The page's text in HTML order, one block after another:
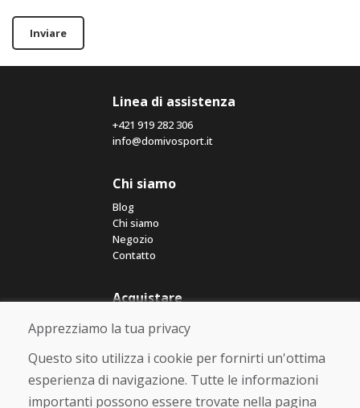
Inviare
Linea di assistenza
+421 919 282 306
info@domivosport.it
Chi siamo
Blog
Chi siamo
Negozio
Contatto
Acquistare
Negozio online
Termini e condizioni commerciali
Spedizione e pagamento
Reso e cambio merce
Protezione dei dati personali
Apprezziamo la tua privacy
Questo sito utilizza i cookie per fornirti un'ottima
esperienza di navigazione. Tutte le informazioni
importanti possono essere trovate nella pagina